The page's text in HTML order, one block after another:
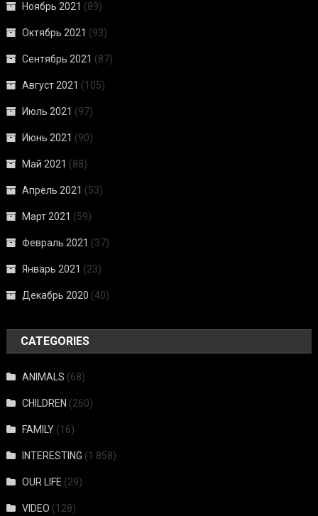
Ноябрь 2021 (89)
Октябрь 2021 (93)
Сентябрь 2021 (87)
Август 2021 (105)
Июль 2021 (97)
Июнь 2021 (90)
Май 2021 (88)
Апрель 2021 (53)
Март 2021 (59)
Февраль 2021 (37)
Январь 2021 (23)
Декабрь 2020 (40)
CATEGORIES
ANIMALS (68)
CHILDREN (260)
FAMILY (16)
INTERESTING (1 858)
OUR LIFE (29)
VIDEO (128)